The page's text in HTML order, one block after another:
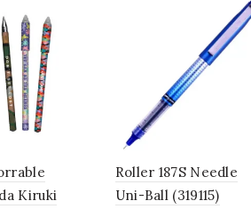
Kiruki
Roller 187S Needle
Uni-Ball (319115)